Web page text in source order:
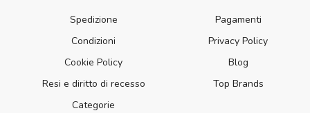
Spedizione
Pagamenti
Condizioni
Privacy Policy
Cookie Policy
Blog
Resi e diritto di recesso
Top Brands
Categorie